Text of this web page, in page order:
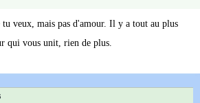
veux, mais pas d'amour. Il y a tout au plus
qui vous unit, rien de plus.